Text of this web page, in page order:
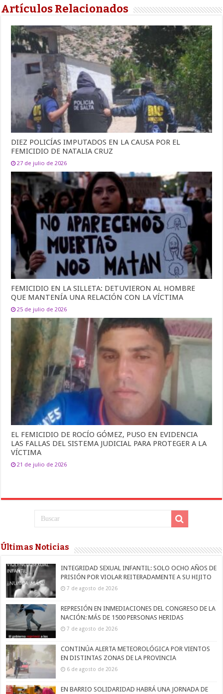
Artículos Relacionados
DIEZ POLICÍAS IMPUTADOS EN LA CAUSA POR EL
FEMICIDIO DE NATALIA CRUZ
27 de julio de 2026
FEMICIDIO EN LA SILLETA: DETUVIERON AL HOMBRE
QUE MANTENÍA UNA RELACIÓN CON LA VÍCTIMA
25 de julio de 2026
EL FEMICIDIO DE ROCÍO GÓMEZ, PUSO EN EVIDENCIA
LAS FALLAS DEL SISTEMA JUDICIAL PARA PROTEGER A LA
VÍCTIMA
21 de julio de 2026
Últimas Noticias
INTEGRIDAD SEXUAL INFANTIL: SOLO OCHO AÑOS DE
PRISIÓN POR VIOLAR REITERADAMENTE A SU HIJITO
7 de agosto de 2026
REPRESIÓN EN INMEDIACIONES DEL CONGRESO DE LA
NACIÓN: MÁS DE 1500 PERSONAS HERIDAS
7 de agosto de 2026
CONTINÚA ALERTA METEOROLÓGICA POR VIENTOS
EN DISTINTAS ZONAS DE LA PROVINCIA
6 de agosto de 2026
EN BARRIO SOLIDARIDAD HABRÁ UNA JORNADA DE